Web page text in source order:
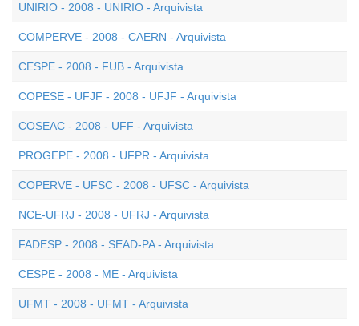
UNIRIO - 2008 - UNIRIO - Arquivista
COMPERVE - 2008 - CAERN - Arquivista
CESPE - 2008 - FUB - Arquivista
COPESE - UFJF - 2008 - UFJF - Arquivista
COSEAC - 2008 - UFF - Arquivista
PROGEPE - 2008 - UFPR - Arquivista
COPERVE - UFSC - 2008 - UFSC - Arquivista
NCE-UFRJ - 2008 - UFRJ - Arquivista
FADESP - 2008 - SEAD-PA - Arquivista
CESPE - 2008 - ME - Arquivista
UFMT - 2008 - UFMT - Arquivista